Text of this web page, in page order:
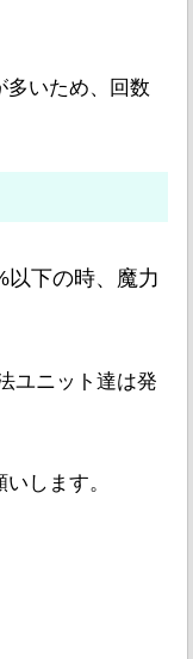
多いため、回数
以下の時、魔力
ユニット達は発
します。